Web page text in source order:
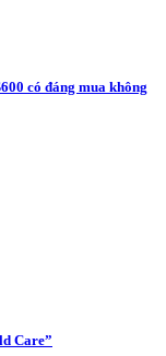
có đáng mua không
Care”